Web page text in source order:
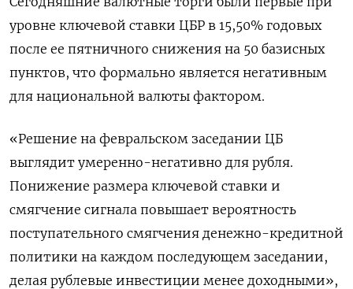
уровне ключевой ставки ЦБР в 15,50% годовых
после ее пятничного снижения на 50 базисных
пунктов, что формально является негативным
для национальной валюты фактором.
«Решение на февральском заседании ЦБ
выглядит умеренно-негативно ​для рубля.
Понижение размера ключевой ставки и ​
смягчение сигнала повышает вероятность
поступательного смягчения ‌денежно-кредитной
политики на каждом последующем заседании,
делая рублевые инвестиции менее доходными»,